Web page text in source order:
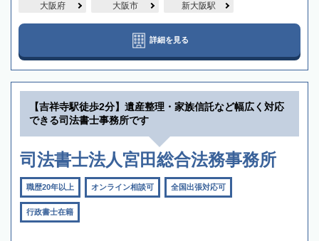
大阪府 大阪市 新大阪駅
詳細を見る
【吉祥寺駅徒歩2分】遺産整理・家族信託など幅広く対応
できる司法書士事務所です
司法書士法人宮田総合法務事務所
職歴20年以上 オンライン相談可 全国出張対応可
行政書士在籍